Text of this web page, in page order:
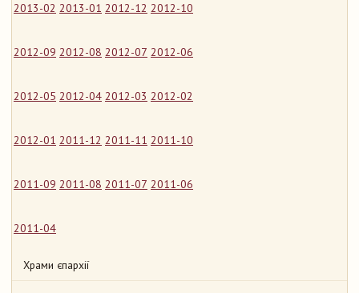
2013-02 2013-01 2012-12 2012-10
2012-09 2012-08 2012-07 2012-06
2012-05 2012-04 2012-03 2012-02
2012-01 2011-12 2011-11 2011-10
2011-09 2011-08 2011-07 2011-06
2011-04
Храми єпархії